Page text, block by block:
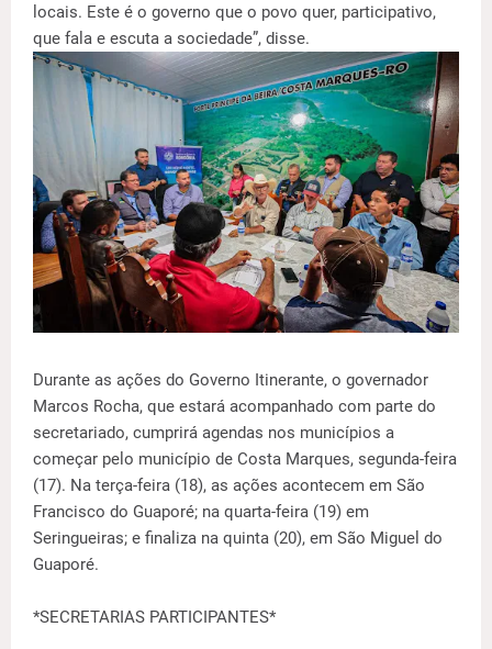
locais. Este é o governo que o povo quer, participativo,
que fala e escuta a sociedade”, disse.
Durante as ações do Governo Itinerante, o governador
Marcos Rocha, que estará acompanhado com parte do
secretariado, cumprirá agendas nos municípios a
começar pelo município de Costa Marques, segunda-feira
(17). Na terça-feira (18), as ações acontecem em São
Francisco do Guaporé; na quarta-feira (19) em
Seringueiras; e finaliza na quinta (20), em São Miguel do
Guaporé.
*SECRETARIAS PARTICIPANTES*